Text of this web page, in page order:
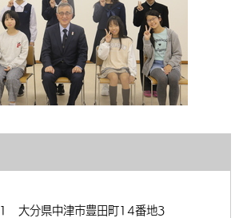
大分県中津市豊田町14番地3